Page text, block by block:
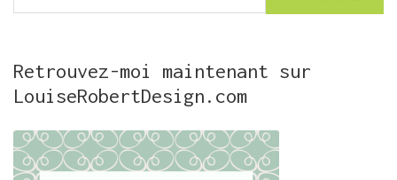
Retrouvez-moi maintenant sur
LouiseRobertDesign.com